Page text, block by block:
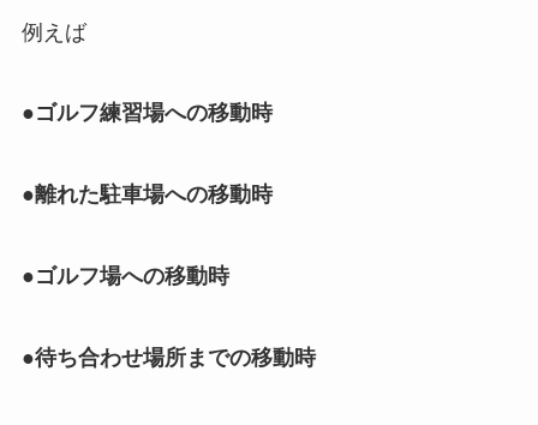
例えば
●ゴルフ練習場への移動時
●離れた駐車場への移動時
●ゴルフ場への移動時
●待ち合わせ場所までの移動時